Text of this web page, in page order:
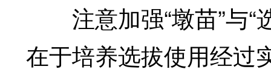
注意加强“墩苗”与“
在于培养选拔使用经过